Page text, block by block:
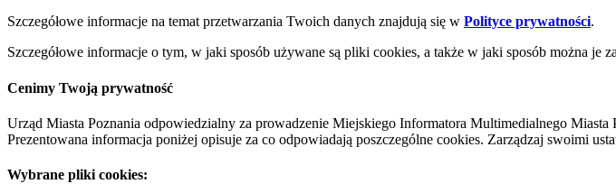
Szczegółowe informacje na temat przetwarzania Twoich danych znajdują się w Polityce prywatności.
Szczegółowe informacje o tym, w jaki sposób używane są pliki cookies, a także w jaki sposób można je
Cenimy Twoją prywatność
Urząd Miasta Poznania odpowiedzialny za prowadzenie Miejskiego Informatora Multimedialnego
Prezentowana informacja poniżej opisuje za co odpowiadają poszczególne cookies. Zarządzaj swoimi
Wybrane pliki cookies: